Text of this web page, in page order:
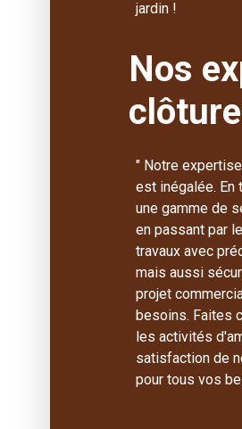
jardin !
Nos
" Notre
est inégalée. En
une gamme de
en passant par
travaux avec
mais aussi
projet
besoins. Faites
les activités
satisfaction de
pour tous vos